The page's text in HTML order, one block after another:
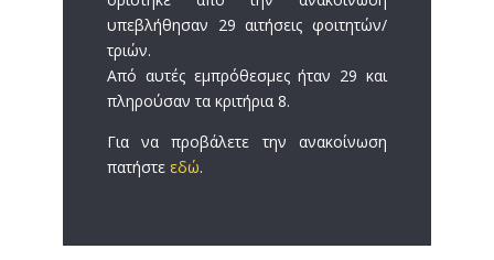
υπεβλήθησαν 29 αιτήσεις φοιτητών/
τριών.
Από αυτές εμπρόθεσμες ήταν 29 και
πληρούσαν τα κριτήρια 8.
Για να προβάλετε την ανακοίνωση
πατήστε εδώ.